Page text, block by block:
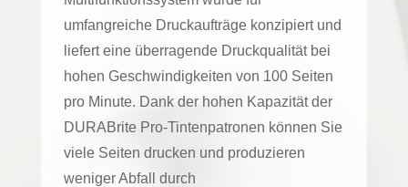
umfangreiche Druckaufträge konzipiert und
liefert eine überragende Druckqualität bei
hohen Geschwindigkeiten von 100 Seiten
pro Minute. Dank der hohen Kapazität der
DURABrite Pro-Tintenpatronen können Sie
viele Seiten drucken und produzieren
weniger Abfall durch